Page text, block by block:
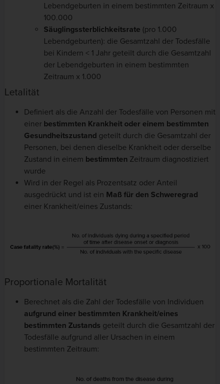
Lebendgeburten in einem bestimmten Zeitraum x
100.000
Säuglingssterblichkeitsrate (pro 1.000
Lebendgeburten): die Gesamtzahl der Todesfälle
bei Kindern < 1 Jahr geteilt durch die Gesamtzahl
der Lebendgeburten in einem bestimmten
Zeitraum x 1.000
Letalität
Definiert als die Anzahl der Todesfälle von Personen mit
einer bestimmten Krankheit oder einem bestimmten
Gesundheitszustand geteilt durch die Gesamtzahl der
Personen, bei denen dieselbe Krankheit oder derselbe
Zustand in einem bestimmten Zeitraum diagnostiziert
wurde
Wird in der Regel als Prozentsatz oder Anteil
ausgedrückt und ist ein Maß für den Schweregrad
einer Krankheit/eines Zustands:
Proportionale Mortalität
Berechnet als die Zahl der Todesfälle von Individuen
aufgrund einer bestimmten Krankheit/eines
bestimmten Zustands geteilt durch die Gesamtzahl der
Todesfälle aufgrund aller Ursachen in einem
bestimmten Zeitraum: